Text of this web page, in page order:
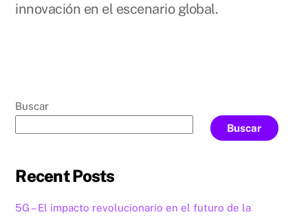
innovación en el escenario global.
Buscar
Buscar
Recent Posts
5G – El impacto revolucionario en el futuro de la